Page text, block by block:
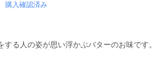
購入確認済み
る人の姿が思い浮かぶバターのお味です。